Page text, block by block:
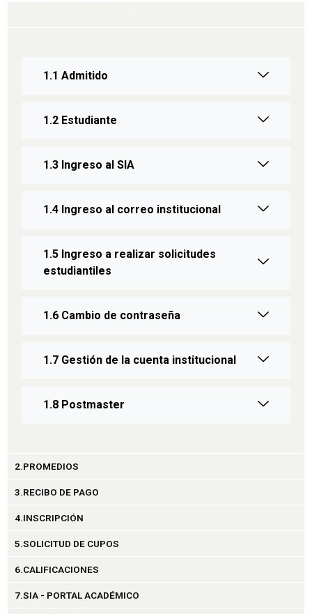
1.1 Admitido
1.2 Estudiante
1.3 Ingreso al SIA
1.4 Ingreso al correo institucional
1.5 Ingreso a realizar solicitudes
estudiantiles
1.6 Cambio de contraseña
1.7 Gestión de la cuenta institucional
1.8 Postmaster
2.PROMEDIOS
3.RECIBO DE PAGO
4.INSCRIPCIÓN
5.SOLICITUD DE CUPOS
6.CALIFICACIONES
7.SIA - PORTAL ACADÉMICO